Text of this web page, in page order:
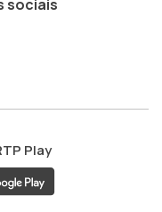
sociais
ao
Play